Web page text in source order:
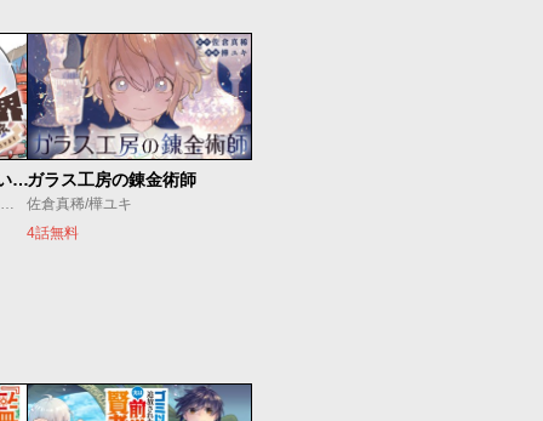
放課後異世界ふたり旅 ～いらない勇者ひきとります～
海法紀光/藍田鳴/モンスターラウンジ
ガラス工房の錬金術師
佐倉真稀/樺ユキ
4話無料